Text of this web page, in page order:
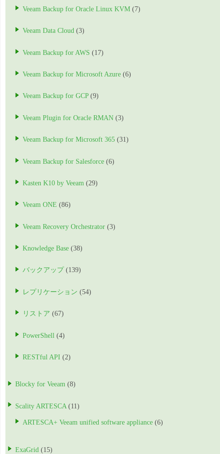
Veeam Backup for Oracle Linux KVM (7)
Veeam Data Cloud (3)
Veeam Backup for AWS (17)
Veeam Backup for Microsoft Azure (6)
Veeam Backup for GCP(9)
Veeam Plugin for Oracle RMAN (3)
Veeam Backup for Microsoft 365 (31)
Veeam Backup for Salesforce (6)
Kasten K10 by Veeam (29)
Veeam ONE (86)
Veeam Recovery Orchestrator (3)
Knowledge Base (38)
バックアップ (139)
レプリケーション (54)
リストア (67)
PowerShell (4)
RESTful API (2)
Blocky for Veeam (8)
Scality ARTESCA (11)
ARTESCA+ Veeam unified software appliance (6)
ExaGrid (15)